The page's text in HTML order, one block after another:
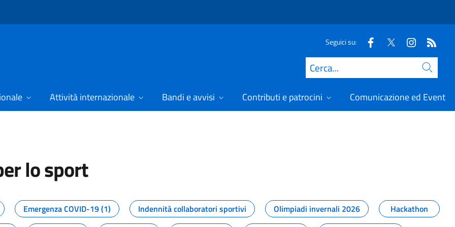
Seguici su:
Cerca
Attività internazionale Bandi e avvisi Contributi e patrocini Comunicazione ed Eventi
lo sport
dal Dipartimento per lo sport
Emergenza COVID-19 (1) Indennità collaboratori sportivi Olimpiadi invernali 2026
Hackathon